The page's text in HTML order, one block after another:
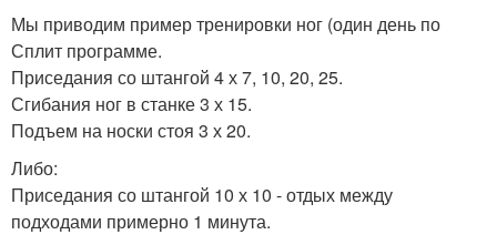
Мы приводим пример тренировки ног (один день по
Сплит программе.
Приседания со штангой 4 х 7, 10, 20, 25.
Сгибания ног в станке 3 х 15.
Подъем на носки стоя 3 х 20.
Либо:
Приседания со штангой 10 х 10 - отдых между
подходами примерно 1 минута.